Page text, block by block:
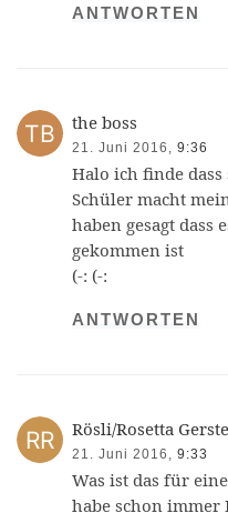
ANTWORTEN
the boss
21. Juni 2016, 9:36
Halo ich finde
Schüler macht
haben gesagt dass
gekommen ist
(-: (-:
ANTWORTEN
Rösli/Rosetta
21. Juni 2016, 9:33
Was ist das für
habe schon immer